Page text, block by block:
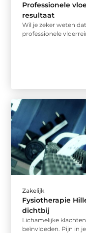
Professionele
resultaat
Wil je zeker weten
professionele
Zakelijk
Fysiotherapie
dichtbij
Lichamelijke
beïnvloeden. Pijn in